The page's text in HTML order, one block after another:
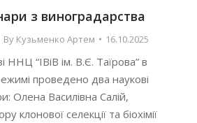
з виноградарства
By Кузьменко Артем 16.10.2025
ННЦ “ІВіВ ім. В.Є. Таїрова” в
проведено два наукові
Олена Василівна Салій,
клонової селекції та біохімії